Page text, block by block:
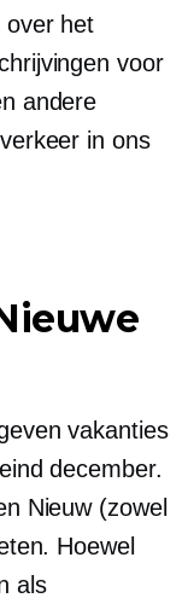
over het
voor
andere
in ons
vakanties
december.
Nieuw (zowel
Hoewel
als